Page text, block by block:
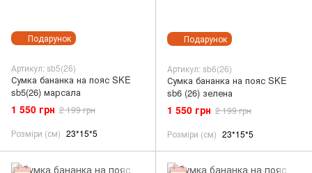
Подарунок
Артикул: sb5(26)
Сумка бананка на пояс SKE
sb5(26) марсала
1 550 грн 2 199 грн
Розміри (см) 23*15*5
Подарунок
Артикул: sb6(26)
Сумка бананка на пояс SKE
sb6 (26) зелена
1 550 грн 2 199 грн
Розміри (см) 23*15*5